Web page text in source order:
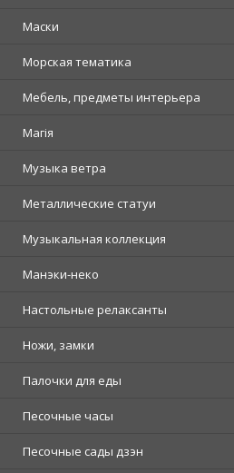
Маски
Морская тематика
Мебель, предметы интерьера
Магія
Музыка ветра
Металлические статуи
Музыкальная коллекция
Манэки-неко
Настольные релаксанты
Ножи, замки
Палочки для еды
Песочные часы
Песочные сады дзэн